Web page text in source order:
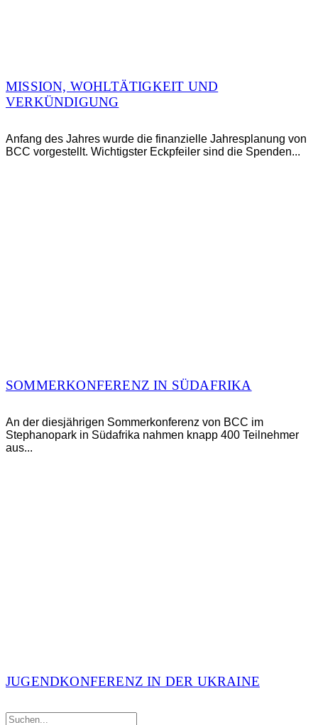
MISSION, WOHLTÄTIGKEIT UND
VERKÜNDIGUNG
Anfang des Jahres wurde die finanzielle Jahresplanung von
BCC vorgestellt. Wichtigster Eckpfeiler sind die Spenden...
SOMMERKONFERENZ IN SÜDAFRIKA
An der diesjährigen Sommerkonferenz von BCC im
Stephanopark in Südafrika nahmen knapp 400 Teilnehmer
aus...
JUGENDKONFERENZ IN DER UKRAINE